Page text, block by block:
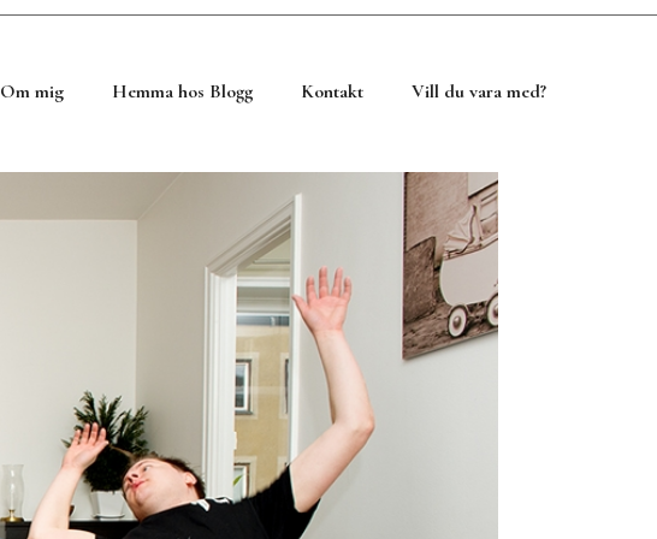
Om mig Hemma hos Blogg Kontakt Vill du vara med?